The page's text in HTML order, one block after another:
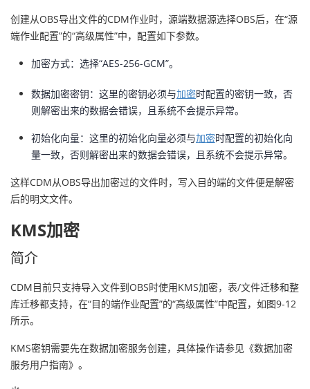
创建从OBS导出文件的CDM作业时，源端数据源选择OBS后，在“源
端作业配置”的“高级属性”中，配置如下参数。
加密方式：选择“AES-256-GCM”。
数据加密密钥：这里的密钥必须与加密时配置的密钥一致，否
则解密出来的数据会错误，且系统不会提示异常。
初始化向量：这里的初始化向量必须与加密时配置的初始化向
量一致，否则解密出来的数据会错误，且系统不会提示异常。
这样CDM从OBS导出加密过的文件时，写入目的端的文件便是解密
后的明文文件。
KMS加密
简介
CDM目前只支持导入文件到OBS时使用KMS加密，表/文件迁移和整
库迁移都支持，在“目的端作业配置”的“高级属性”中配置，如图9-12
所示。
KMS密钥需要先在数据加密服务创建，具体操作请参见《数据加密
服务用户指南》。